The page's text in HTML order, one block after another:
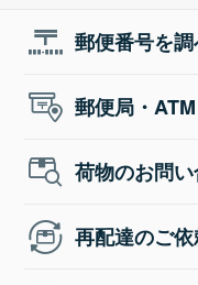
郵便番号を
郵便局・
荷物のお問
再配達のご